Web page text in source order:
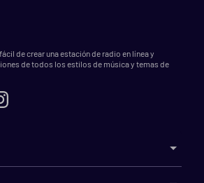
de crear una estación de radio en línea y
de todos los estilos de música y temas de